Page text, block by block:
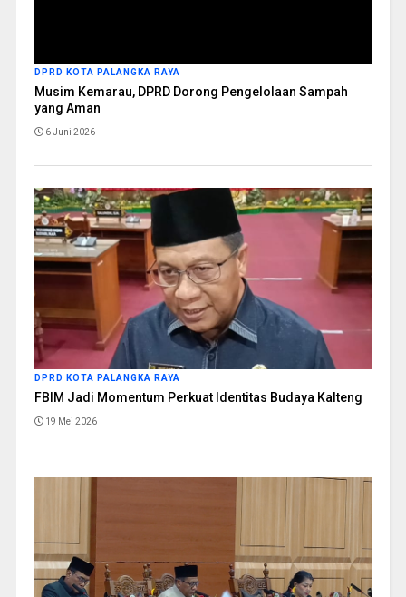
DPRD KOTA PALANGKA RAYA
Musim Kemarau, DPRD Dorong Pengelolaan Sampah
yang Aman
6 Juni 2026
DPRD KOTA PALANGKA RAYA
FBIM Jadi Momentum Perkuat Identitas Budaya Kalteng
19 Mei 2026